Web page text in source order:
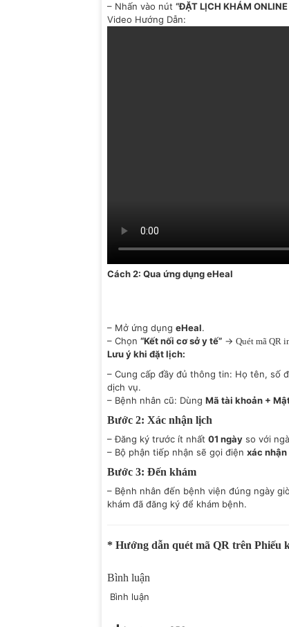
– Nhấn vào nút “ĐẶT LỊCH KHÁM
Video Hướng Dẫn:
Cách 2: Qua ứng dụng eHeal
– Mở ứng dụng eHeal.
– Chọn “Kết nối cơ sở y tế” → Quét mã QR
Lưu ý khi đặt lịch:
– Cung cấp đầy đủ thông tin: Họ tên, số
dịch vụ.
– Bệnh nhân cũ: Dùng Mã tài khoản +
Bước 2: Xác nhận lịch
– Đăng ký trước ít nhất 01 ngày so với
– Bộ phận tiếp nhận sẽ gọi điện xác
Bước 3: Đến khám
– Bệnh nhân đến bệnh viện đúng ngày
khám đã đăng ký để khám bệnh.
* Hướng dẫn quét mã QR trên Phiếu
Bình luận
Bình luận